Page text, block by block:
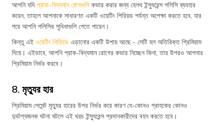
আপনি যদি প্রাক-বিদ্যমান রোগগুলি কভার করার জন্য হেলথ ইন্স্যুরেন্স পলিসি ব্যবহার
করেন, তাহলে আপনাকে সাধারণত একটি ওয়েটিং পিরিয়ড পর্যন্ত অপেক্ষা করতে হবে, যার
পরে আপনি পলিসির সুবিধাগুলি পেতে পারেন।
কিন্তু এই ওয়েটিং পিরিয়ড এড়ানোর একটি উপায় আছে - সেটি হল অতিরিক্ত প্রিমিয়াম
দিয়ে। এইভাবে, আপনি প্রাক-বিদ্যমান রোগের কভার নিচ্ছেন কিনা, তার উপরও আপনার
প্রিমিয়াম নির্ভর করবে।
8. মৃত্যুর হার
প্রিমিয়াম পেমেন্ট মৃত্যুর হারের উপর নির্ভর করে কারণ যে-কোনও গ্রাহকের কোনও
দুর্ভাগ্যজনক ঘটনা ঘটলে এই খরচ ইন্স্যুরেন্স প্রদানকারীদের বহন করতে হবে।